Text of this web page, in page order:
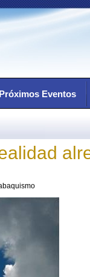
Próximos Eventos